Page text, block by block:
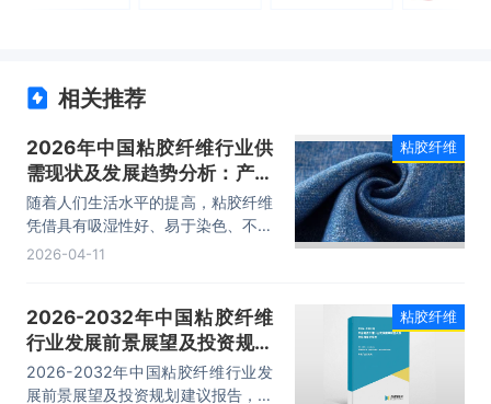
相关推荐
2026年中国粘胶纤维行业供
需现状及发展趋势分析：产能
优化，市场集中度逐渐提升
「图」
随着人们生活水平的提高，粘胶纤维
凭借具有吸湿性好、易于染色、不易
起静电、有较好的可纺性能、柔软、
品领域。据统计，2025年我国粘胶
纤维行业产量为456.3万吨，表观需
求量为433.96万吨。
2026-04-11
粘胶纤维
2026-2032年中国粘胶纤维
行业发展前景展望及投资规划
建议报告
2026-2032年中国粘胶纤维行业发
展前景展望及投资规划建议报告，主
粘胶纤维